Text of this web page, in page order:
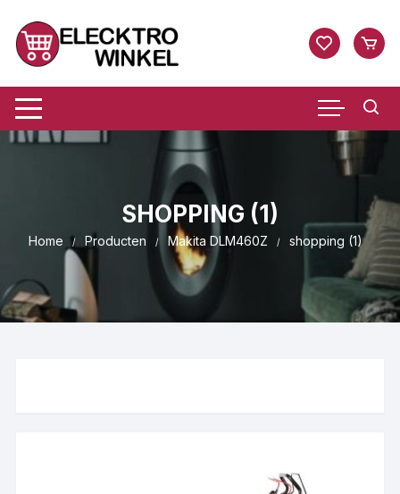
naar
inhoud
SHOPPING (1)
Home Producten Makita DLM460Z shopping (1)